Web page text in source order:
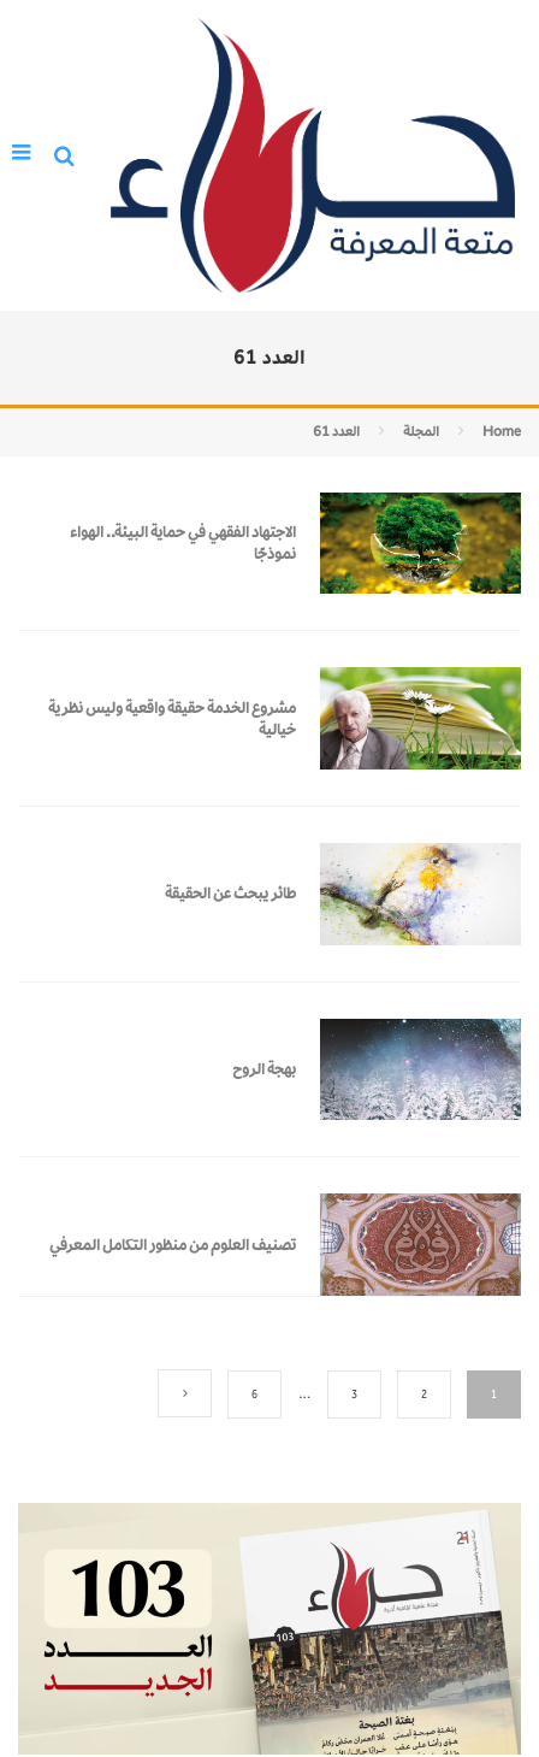
العدد 61
Home المجلة العدد 61
الاجتهاد الفقهي في حماية البيئة.. الهواء
نموذجًا
مشروع الخدمة حقيقة واقعية وليس نظرية
خيالية
طائر يبحث عن الحقيقة
بهجة الروح
تصنيف العلوم من منظور التكامل المعرفي
1
2
3
…
6